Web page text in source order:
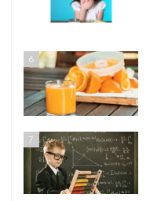
6
7